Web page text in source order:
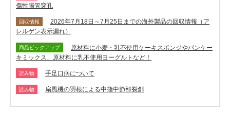
傷性腸管穿孔
回収情報
2026年7月18日～7月25日までの海外製品の回収情報（ア
レルゲン表示漏れ）
商品ピックアップ
原材料に小麦・乳不使用ケーキスポンジやパンケー
キミックス、原材料に乳不使用ヨーグルトなど！
読み物 手足口病について
読み物 扇風機の羽根による中指中節部裂創